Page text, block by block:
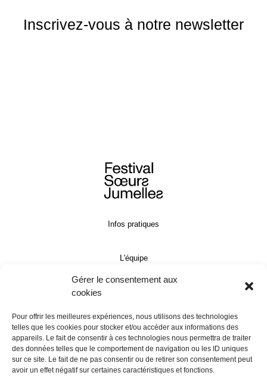
Gérer le consentement aux
cookies
Pour offrir les meilleures expériences, nous utilisons des technologies
telles que les cookies pour stocker et/ou accéder aux informations des
appareils. Le fait de consentir à ces technologies nous permettra de traiter
des données telles que le comportement de navigation ou les ID uniques
sur ce site. Le fait de ne pas consentir ou de retirer son consentement peut
avoir un effet négatif sur certaines caractéristiques et fonctions.
Inscrivez-vous à notre newsletter
Infos pratiques
L'équipe
Presse
Programmation